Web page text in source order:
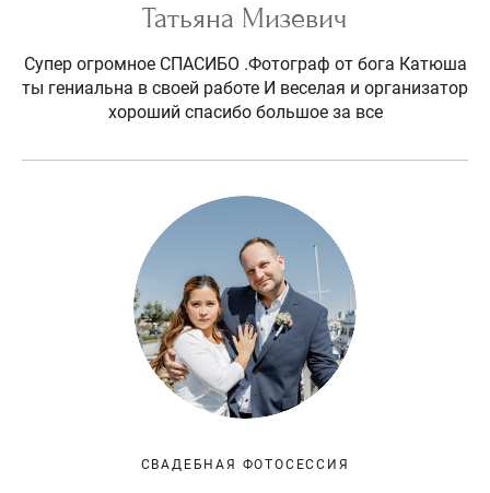
Татьяна Мизевич
Супер огромное СПАСИБО .Фотограф от бога Катюша
ты гениальна в своей работе И веселая и организатор
хороший спасибо большое за все
СВАДЕБНАЯ ФОТОСЕССИЯ